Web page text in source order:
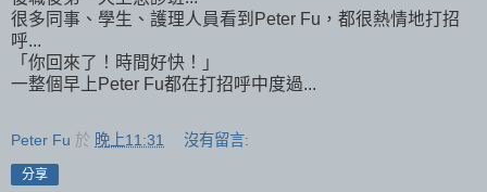
很多同事、學生、護理人員看到Peter Fu，都很熱情地打招
呼...
「你回來了！時間好快！」
一整個早上Peter Fu都在打招呼中度過...
Peter Fu 於 晚上11:31 沒有留言:
分享